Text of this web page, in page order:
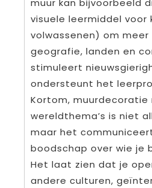
muur kan bijvoorbeeld
visuele leermiddel voor
volwassenen) om
geografie, landen en
stimuleert
ondersteunt het
Kortom, muurdecoratie
wereldthema’s is niet
maar het
boodschap over wie je
Het laat zien dat je
andere culturen,